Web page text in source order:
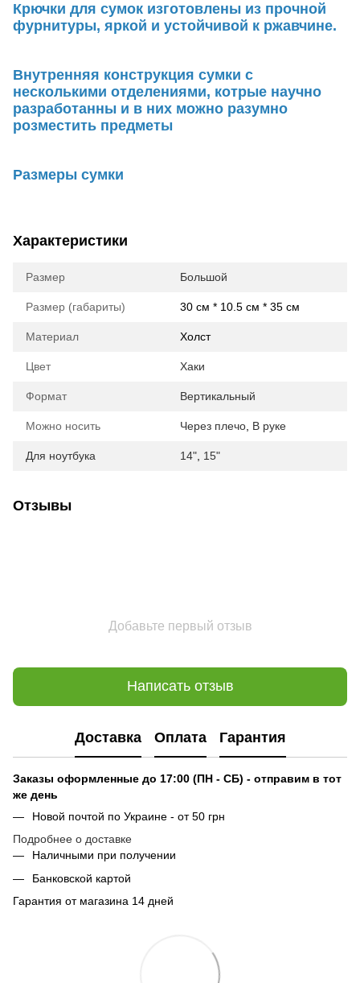
Крючки для сумок изготовлены из прочной
фурнитуры, яркой и устойчивой к ржавчине.
Внутренняя конструкция сумки с
несколькими отделениями, котрые научно
разработанны и в них можно разумно
розместить предметы
Размеры сумки
Характеристики
Размер Большой
Размер (габариты) 30 см * 10.5 см * 35 см
Материал Холст
Цвет Хаки
Формат Вертикальный
Можно носить Через плечо В руке
Для ноутбука 14" 15"
Отзывы
Добавьте первый отзыв
Написать отзыв
Доставка Оплата Гарантия
Заказы оформленные до 17:00 (ПН - СБ) - отправим в тот
же день
Новой почтой по Украине - от 50 грн
Подробнее о доставке
Наличными при получении
Банковской картой
Гарантия от магазина 14 дней